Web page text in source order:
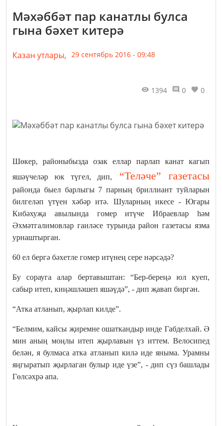
Мәхәббәт пар канатлы булса
гына бәхет китерә
Казан утлары, 29 сентябрь 2016 - 09:48
1394 0 0
Шөкер, районыбызда озак еллар парлап канат кагып
яшәүчеләр юк түгел, дип,
“Теләче” газетасы
районда быел барлыгы 7 парның бриллиант туйларын
билгеләп үтүен хәбәр итә. Шуларның икесе - Югары
Кибәхуҗа авылында гомер итүче Ибраевлар һәм
Әхмәтгалимовлар гаиләсе турында район газетасы язма
урнаштырган.
60 ел бергә бәхетле гомер итүнең сере нәрсәдә?
Бу сорауга алар бертавыштан: “Бер-береңә юл куеп,
сабыр итеп, киңәшләшеп яшәүдә”, - дип җавап биргән.
“Атка атланып, җырлап килде”.
“Белмим, кайсы җиремне ошаткандыр инде Габделхай. Ә
мин аның моңлы итеп җырлавын үз иттем. Велосипед
белән, я булмаса атка атланып килә иде яныма. Урамны
яңгыратып җырлаган булыр иде үзе”, - дип сүз башлады
Гөлсәхрә апа.